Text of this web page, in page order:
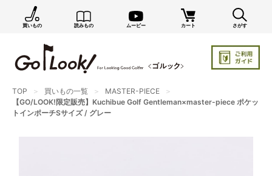
買いもの 読みもの ムービー カート さがす
TOP 買いもの一覧
MASTER-PIECE
【GO/LOOK!限定販売】Kuchibue Golf Gentleman×master-piece ポケッ
トインポーチSサイズ / グレー
×
GO/LOOK! からのお知らせ（受信設定）
新商品情報や編集部のオススメ、オトクな情報・買い
まだご登録でない方はぜひ！
店長ジャック厳選の新作商品情報をいち早くお届け（メルマガ）